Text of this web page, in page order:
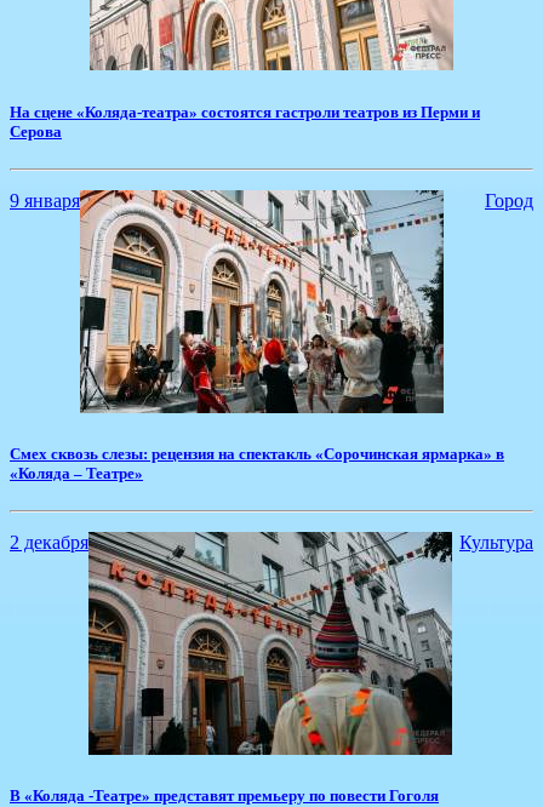
На сцене «Коляда-театра» состоятся гастроли театров из Перми и
Серова
9 января Город
Смех сквозь слезы: рецензия на спектакль «Сорочинская ярмарка» в
«Коляда – Театре»
2 декабря Культура
В «Коляда -Театре» представят премьеру по повести Гоголя